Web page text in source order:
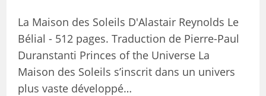
La Maison des Soleils D'Alastair Reynolds Le
Bélial - 512 pages. Traduction de Pierre-Paul
Duranstanti Princes of the Universe La
Maison des Soleils s’inscrit dans un univers
plus vaste développé…